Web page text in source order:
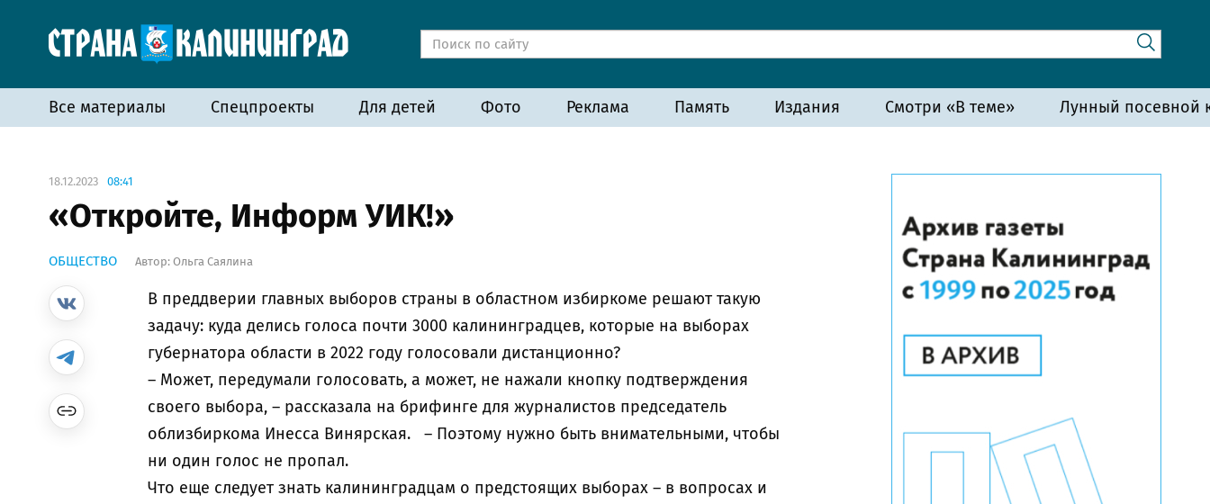
Все материалы Спецпроекты Для детей Фото Реклама Память Издания Смотри «В теме» Лунный посевной
18.12.2023 08:41
«Откройте, Информ УИК!»
ОБЩЕСТВО Автор: Ольга Саялина
В преддверии главных выборов страны в областном избиркоме решают такую
задачу: куда делись голоса почти 3000 калининградцев, которые на выборах
губернатора области в 2022 году голосовали дистанционно?
– Может, передумали голосовать, а может, не нажали кнопку подтверждения
своего выбора, – рассказала на брифинге для журналистов председатель
облизбиркома Инесса Винярская. – Поэтому нужно быть внимательными, чтобы
ни один голос не пропал.
Что еще следует знать калининградцам о предстоящих выборах – в вопросах и